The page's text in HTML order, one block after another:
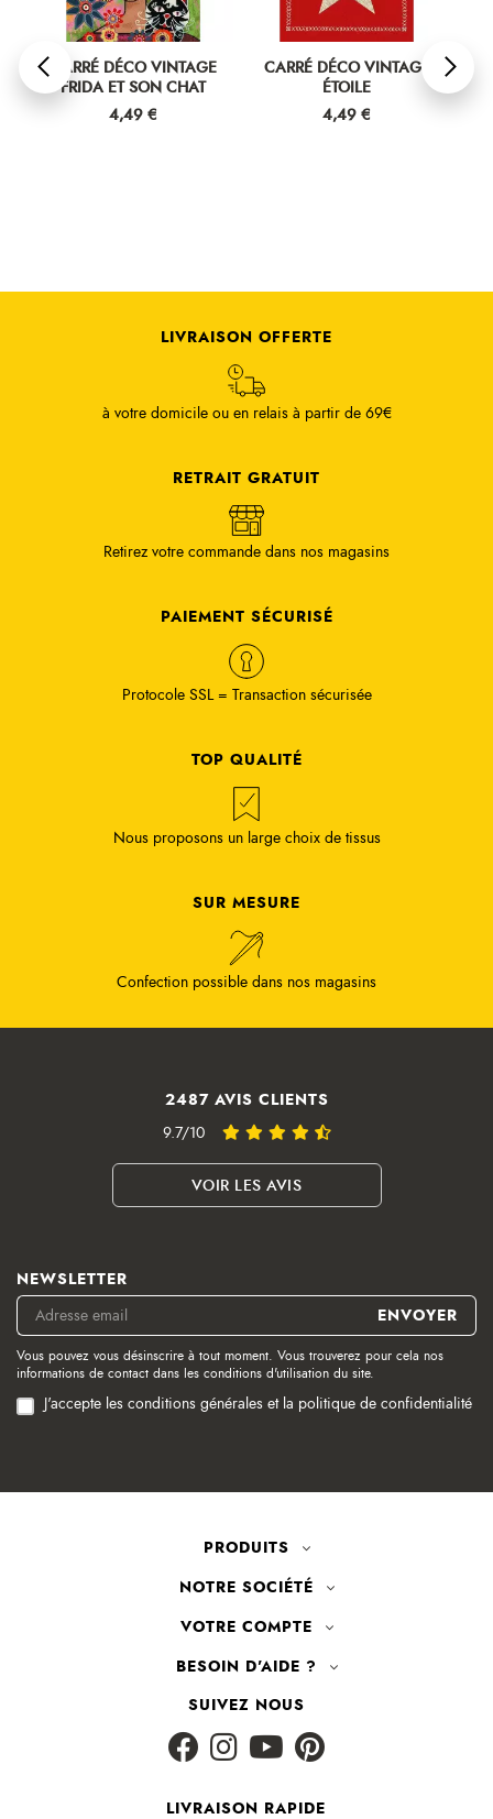
CARRÉ DÉCO VINTAGE
ÉTOILE
CARRÉ DÉCO VINTAGE
VOITURE 2 CHEVAUX BLEU
LIVRAISON OFFERTE
à votre domicile ou en relais à partir de 69€
RETRAIT GRATUIT
Retirez votre commande dans nos magasins
PAIEMENT SÉCURISÉ
Protocole SSL = Transaction sécurisée
TOP QUALITÉ
Nous proposons un large choix de tissus
SUR MESURE
Confection possible dans nos magasins
2487 AVIS CLIENTS
9.7/10
VOIR LES AVIS
NEWSLETTER
Vous pouvez vous désinscrire à tout moment. Vous trouverez pour cela nos
informations de contact dans les conditions d'utilisation du site.
J'accepte les conditions générales et la politique de confidentialité
PRODUITS
NOTRE SOCIÉTÉ
VOTRE COMPTE
BESOIN D'AIDE ?
SUIVEZ NOUS
LIVRAISON RAPIDE